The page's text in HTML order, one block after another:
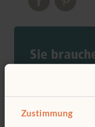
Zustimmung
Sie